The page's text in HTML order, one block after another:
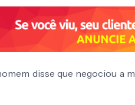
disse que negociou a